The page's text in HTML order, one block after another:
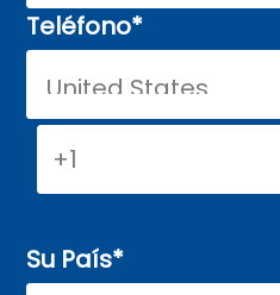
Teléfono*
Su País*